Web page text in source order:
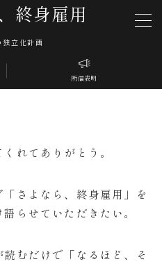
終身雇用
独立化計画
所信表明
れてありがとう。
さよなら、終身雇用」を
らせていただきたい。
むだけで「なるほど、そ